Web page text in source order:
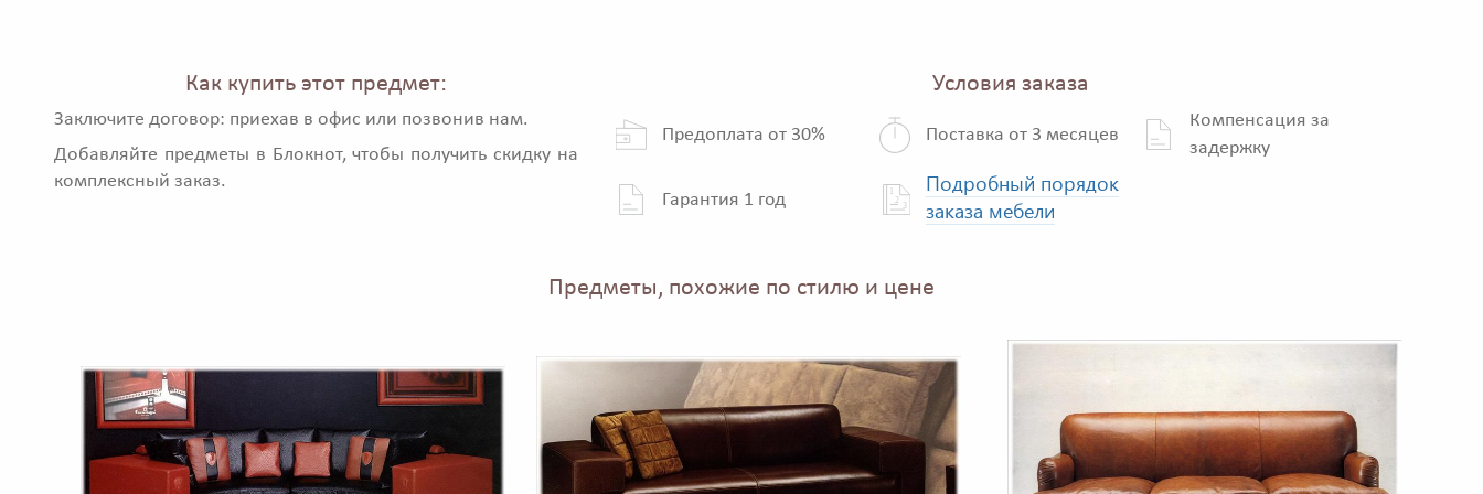
Как купить этот предмет:
Заключите договор: приехав в офис или позвонив нам.
Добавляйте предметы в Блокнот, чтобы получить скидку на
комплексный заказ.
Условия заказа
Предоплата от 30% Поставка от 3 месяцев
Компенсация за
задержку
Гарантия 1 год
Подробный порядок
заказа мебели
Предметы, похожие по стилю и цене